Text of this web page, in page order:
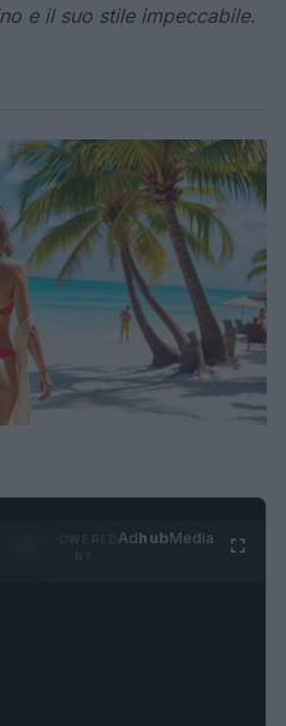
e il suo stile impeccabile.
AdhubMedia